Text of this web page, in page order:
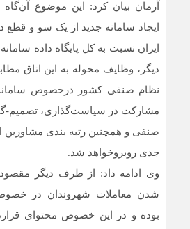
آرمان بیان کرد: این موضوع
ایجاد سامانه جدید از یک سو و
ایران نسبت به کل پایگاه داده
نظام صنفی کشور درخصوص
مشارکت در سیاست‌گذاری، تصمیم-
صنفی و همچنین رتبه بندی مشاورین
جدی روبروخواهد شد.
وی ادامه داد: از طرف دیگر مقصود
شدن معاملات شهروندان در
بوده و در این خصوص محتوای